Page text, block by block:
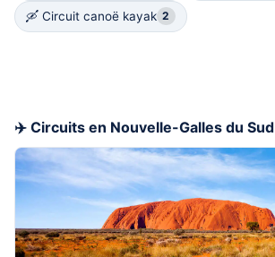
🛶 Circuit canoë kayak 2
✈️ Circuits en Nouvelle-Galles du Sud